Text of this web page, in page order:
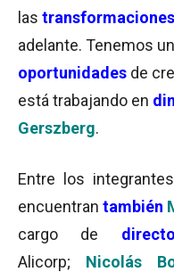
las transformaciones
adelante. Tenemos un
oportunidades de
está trabajando en
Gerszberg.
Entre los
encuentrantambién
cargo de
Alicorp;
Nicolás